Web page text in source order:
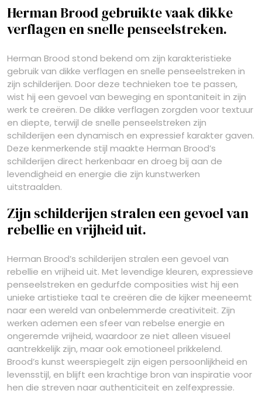
Herman Brood gebruikte vaak dikke
verflagen en snelle penseelstreken.
Herman Brood stond bekend om zijn karakteristieke
gebruik van dikke verflagen en snelle penseelstreken in
zijn schilderijen. Door deze technieken toe te passen,
wist hij een gevoel van beweging en spontaniteit in zijn
werk te creëren. De dikke verflagen zorgden voor textuur
en diepte, terwijl de snelle penseelstreken zijn
schilderijen een dynamisch en expressief karakter gaven.
Deze kenmerkende stijl maakte Herman Brood’s
schilderijen direct herkenbaar en droeg bij aan de
levendigheid en energie die zijn kunstwerken
uitstraalden.
Zijn schilderijen stralen een gevoel van
rebellie en vrijheid uit.
Herman Brood’s schilderijen stralen een gevoel van
rebellie en vrijheid uit. Met levendige kleuren, expressieve
penseelstreken en gedurfde composities wist hij een
unieke artistieke taal te creëren die de kijker meeneemt
naar een wereld van onbelemmerde creativiteit. Zijn
werken ademen een sfeer van rebelse energie en
ongeremde vrijheid, waardoor ze niet alleen visueel
aantrekkelijk zijn, maar ook emotioneel prikkelend.
Brood’s kunst weerspiegelt zijn eigen persoonlijkheid en
levensstijl, en blijft een krachtige bron van inspiratie voor
hen die streven naar authenticiteit en zelfexpressie.